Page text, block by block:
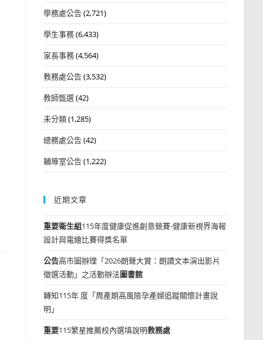
學務處公告(2,721)
學生事務(6,433)
家長事務(4,564)
教務處公告(3,532)
教師甄選(42)
未分類(1,285)
總務處公告(42)
輔導室公告(1,222)
近期文章
重要衛生組115年度健康促進創意競賽-健康新視界海報
設計與電繪比賽得獎名單
公告高市圖辦理「2026朗聲大賞：朗讀文本演出影片
徵選活動」之活動辦法圖書館
轉知115年 度「周產期高風險孕產婦追蹤關懷計畫說
明」
重要115繁星推薦校內選填說明教務處